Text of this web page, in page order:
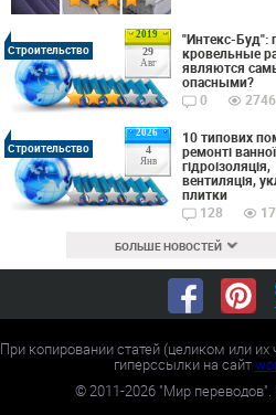
2019
29
Авг
Строительство
"Интекс-Буд":
кровельные
являются
опасными?
0
2026
4
Янв
Строительство
10 типових
ремонті
гідроізоляція,
вентиляція,
плитки
128
БОЛЬШЕ НОВОСТЕЙ
При копировании статей (целиком или
гиперссылки на сайт
©2011-2026 "Мир